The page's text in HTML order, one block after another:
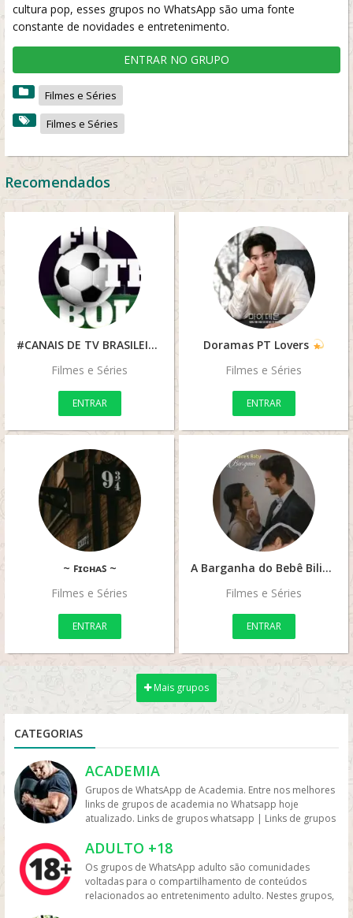
cultura pop, esses grupos no WhatsApp são uma fonte
constante de novidades e entretenimento.
ENTRAR NO GRUPO
Filmes e Séries
Filmes e Séries
Recomendados
#CANAIS DE TV BRASILEIROS #
Filmes e Séries
ENTRAR
Doramas PT Lovers
Filmes e Séries
ENTRAR
~ ꜰɪᴄʜᴀꜱ ~
Filmes e Séries
ENTRAR
A Barganha do Bebê Bilionário 2 – Série Completa
Filmes e Séries
ENTRAR
Mais grupos
CATEGORIAS
ACADEMIA
Grupos de WhatsApp de Academia. Entre nos melhores
links de grupos de academia no Whatsapp hoje
atualizado. Links de grupos whatsapp | Links de grupos
de Whatsapp – Link Grupo Whatsapp. Só os melhores
links de grupos do Whatsapp entre agora porque os
links podem expirar. Mas antes compartilhe os grupos
na redes sociais. Conheça os grupos na rede sociais
whatsapp e converse com pessoas porque é tudo de
ADULTO +18
Os grupos de WhatsApp adulto são comunidades
voltadas para o compartilhamento de conteúdos
relacionados ao entretenimento adulto. Nestes grupos,